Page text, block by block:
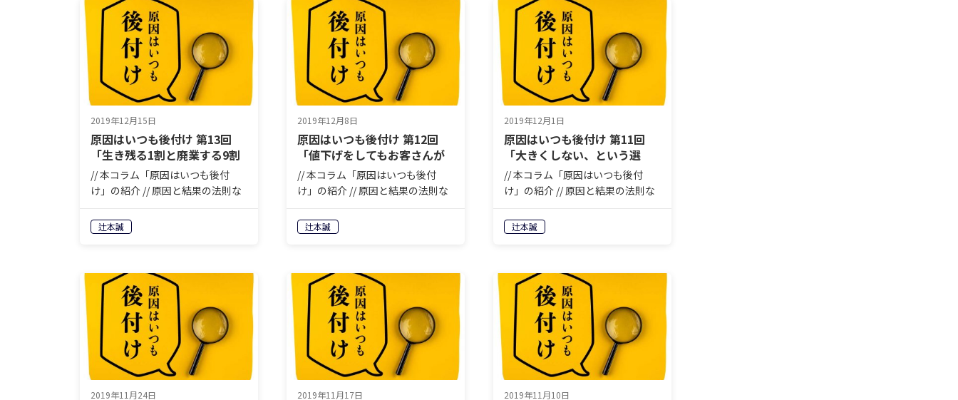
に…
に…
に…
2019年12月15日
原因はいつも後付け 第13回
「生き残る1割と廃業する9割
を分けるもの」
// 本コラム「原因はいつも後付
け」の紹介 // 原因と結果の法則な
れば誰も苦労はしません。人生も
商売もまずやってみて、結果が出
に…
辻本誠
2019年12月8日
原因はいつも後付け 第12回
「値下げをしてもお客さんが
増えない理由」
// 本コラム「原因はいつも後付
け」の紹介 // 原因と結果の法則な
れば誰も苦労はしません。人生も
商売もまずやってみて、結果が出
に…
辻本誠
2019年12月1日
原因はいつも後付け 第11回
「大きくしない、という選
択」
// 本コラム「原因はいつも後付
け」の紹介 // 原因と結果の法則な
れば誰も苦労はしません。人生も
商売もまずやってみて、結果が出
に…
辻本誠
2019年11月24日 2019年11月17日 2019年11月10日